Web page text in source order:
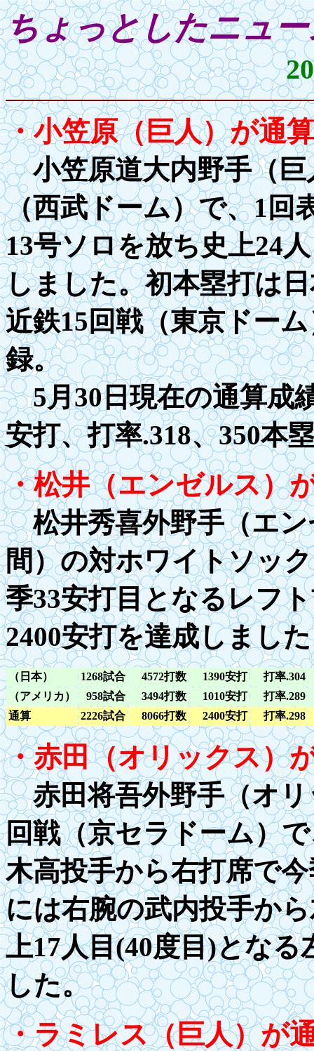
ちょっとしたニ
・小笠原（巨人）が通算
小笠原道大内野手（巨
（西武ドーム）で、1回
13号ソロを放ち史上24
しました。初本塁打は
近鉄15回戦（東京ドー
録。
5月30日現在の通算成
安打、打率.318、350本
・松井（エンゼルス）
松井秀喜外野手（エン
間）の対ホワイトソッ
季33安打目となるレフ
2400安打を達成しまし
（日本） 1268試合 4572打数 1390安打 打率.304
（アメリカ）
958試合 3494打数 1010安打 打率.289
通算
2226試合 8066打数 2400安打 打率.298
・赤田（オリックス）
赤田将吾外野手（オリ
回戦（京セラドーム）
木高投手から右打席で
には右腕の武内投手か
上17人目(40度目)とな
した。
・ラミレス（巨人）が